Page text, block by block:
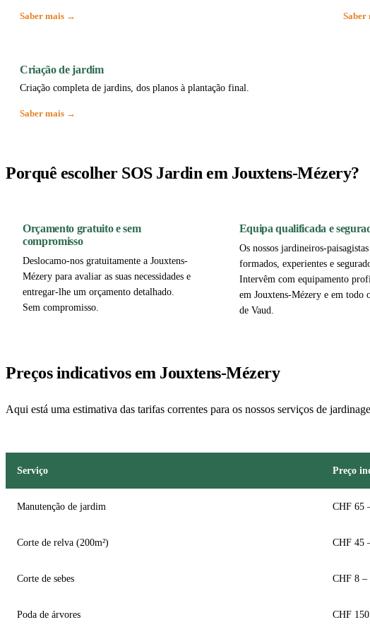
Saber mais → Saber
Criação de jardim
Criação completa de jardins, dos planos à plantação final.
Saber mais →
Porquê escolher SOS Jardin em Jouxtens-Mézery?
Orçamento gratuito e sem
compromisso
Deslocamo-nos gratuitamente a Jouxtens-
Mézery para avaliar as suas necessidades e
entregar-lhe um orçamento detalhado.
Sem compromisso.
Equipa qualificada e
Os nossos jardineiros-paisagistas
formados, experientes e
Intervêm com equipamento
em Jouxtens-Mézery e em todo
de Vaud.
Preços indicativos em Jouxtens-Mézery
Aqui está uma estimativa das tarifas correntes para os nossos serviços de
Serviço Preço
Manutenção de jardim CHF 65
Corte de relva (200m²) CHF 45
Corte de sebes CHF 8 –
Poda de árvores CHF